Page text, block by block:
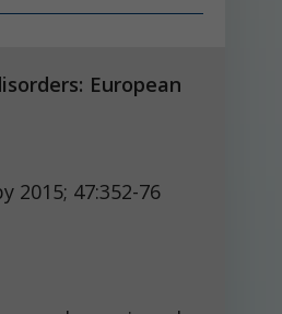
European
47:352-76